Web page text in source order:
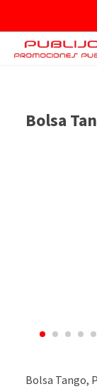
Bolsa
Bolsa Tango,